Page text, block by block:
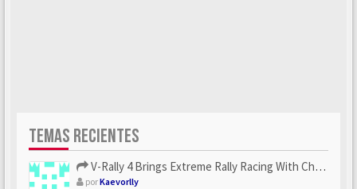
TEMAS RECIENTES
V-Rally 4 Brings Extreme Rally Racing With Challenging Track...
porKaevorlly